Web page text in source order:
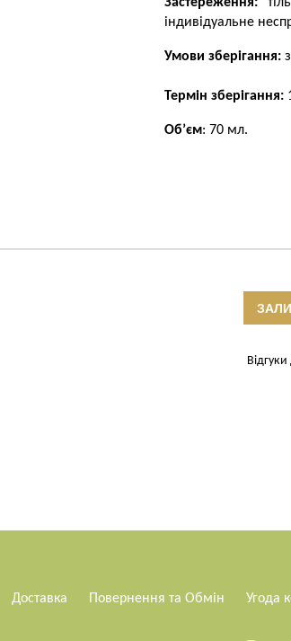
індивідуальне
Умови зберігання:
Термін зберігання:
Об’єм: 70 мл.
Доставка Повернення та Обмін Угода